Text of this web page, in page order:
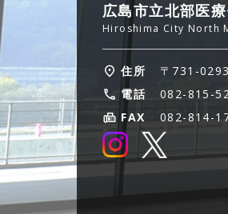
広島市立北部医
Hiroshima City North
住所
〒731-
電話
082-815-
FAX
082-814-